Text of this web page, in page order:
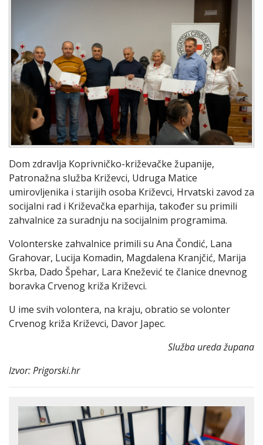
Dom zdravlja Koprivničko-križevačke županije,
Patronažna služba Križevci, Udruga Matice
umirovljenika i starijih osoba Križevci, Hrvatski zavod za
socijalni rad i Križevačka eparhija, također su primili
zahvalnice za suradnju na socijalnim programima.
Volonterske zahvalnice primili su Ana Čondić, Lana
Grahovar, Lucija Komadin, Magdalena Kranjčić, Marija
Skrba, Dado Špehar, Lara Knežević te članice dnevnog
boravka Crvenog križa Križevci.
U ime svih volontera, na kraju, obratio se volonter
Crvenog križa Križevci, Davor Japec.
Služba ureda župana
Izvor: Prigorski.hr